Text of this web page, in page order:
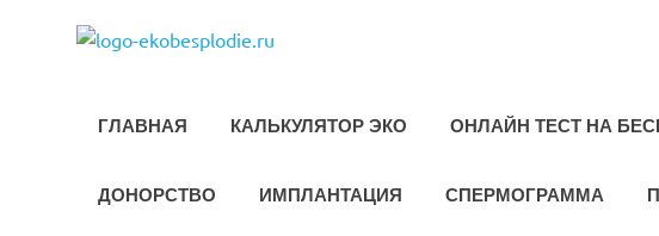
бесплодия
ГЛАВНАЯ КАЛЬКУЛЯТОР ЭКО ОНЛАЙН ТЕСТ НА
ДОНОРСТВО ИМПЛАНТАЦИЯ СПЕРМОГРАММА